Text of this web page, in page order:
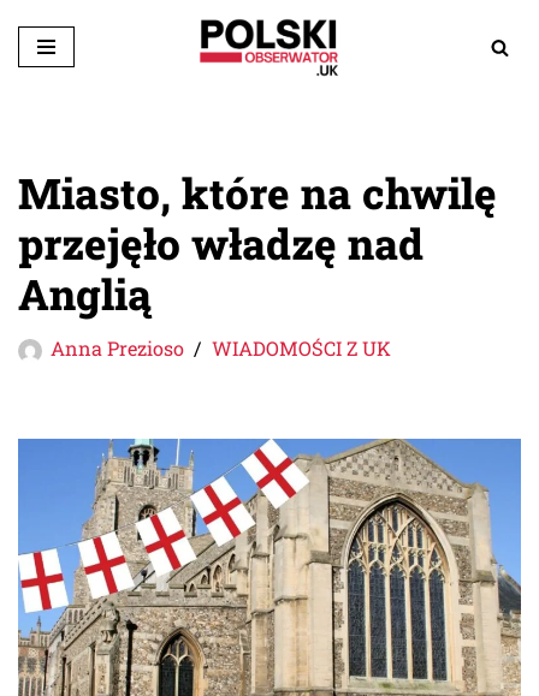
Przejdź
Miasto, które na chwilę
przejęło władzę nad
Anglią
Anna Prezioso WIADOMOŚCI Z UK